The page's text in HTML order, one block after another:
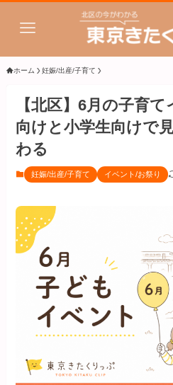
ホーム 妊娠/出産/子育て
【北区】6月の子育
向けと小学生向けで
わる
妊娠/出産/子育て イベント/お祭り